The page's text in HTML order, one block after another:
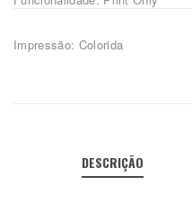
Impressão: Colorida
DESCRIÇÃO